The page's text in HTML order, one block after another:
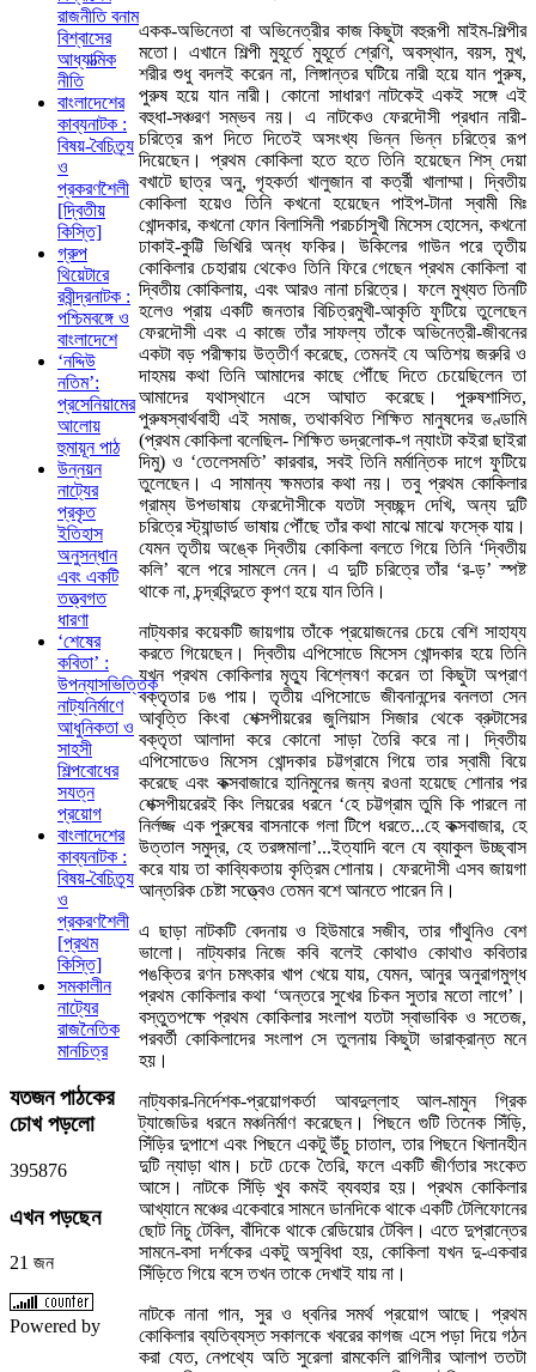
একক-অভিনেতা বা অভিনেত্রীর কাজ কিছুটা বহুরূপী মাইম-শিল্পীর
মতো। এখানে শিল্পী মুহূর্তে মুহূর্তে শ্রেণি, অবস্থান, বয়স, মুখ,
শরীর শুধু বদলই করেন না, লিঙ্গান্তর ঘটিয়ে নারী হয়ে যান পুরুষ,
পুরুষ হয়ে যান নারী। কোনো সাধারণ নাটকেই একই সঙ্গে এই
বহুধা-সঞ্চরণ সম্ভব নয়। এ নাটকেও ফেরদৌসী প্রধান নারী-
চরিত্রে রূপ দিতে দিতেই অসংখ্য ভিন্ন ভিন্ন চরিত্রে রূপ
দিয়েছেন। প্রথম কোকিলা হতে হতে তিনি হয়েছেন শিস্ দেয়া
বখাটে ছাত্র অনু, গৃহকর্তা খালুজান বা কর্ত্রী খালাম্মা। দ্বিতীয়
কোকিলা হয়েও তিনি কখনো হয়েছেন পাইপ-টানা স্বামী মিঃ
খোন্দকার, কখনো ফোন বিলাসিনী পরচর্চাসুখী মিসেস হোসেন, কখনো
ঢাকাই-কুট্টি ভিখিরি অন্ধ ফকির। উকিলের গাউন পরে তৃতীয়
কোকিলার চেহারায় থেকেও তিনি ফিরে গেছেন প্রথম কোকিলা বা
দ্বিতীয় কোকিলায়, এবং আরও নানা চরিত্রে। ফলে মুখ্যত তিনটি
হলেও প্রায় একটি জনতার বিচিত্রমুখী-আকৃতি ফুটিয়ে তুলেছেন
ফেরদৌসী এবং এ কাজে তাঁর সাফল্য তাঁকে অভিনেত্রী-জীবনের
একটা বড় পরীক্ষায় উত্তীর্ণ করেছে, তেমনই যে অতিশয় জরুরি ও
দাহময় কথা তিনি আমাদের কাছে পৌঁছে দিতে চেয়েছিলেন তা
আমাদের যথাস্থানে এসে আঘাত করেছে। পুরুষশাসিত,
পুরুষস্বার্থবাহী এই সমাজ, তথাকথিত শিক্ষিত মানুষদের ভণ্ডামি
(প্রথম কোকিলা বলেছিল- শিক্ষিত ভদ্রলোক-গ ন্যাংটা কইরা ছাইরা
দিমু) ও ‘তেলেসমতি’ কারবার, সবই তিনি মর্মান্তিক দাগে ফুটিয়ে
তুলেছেন। এ সামান্য ক্ষমতার কথা নয়। তবু প্রথম কোকিলার
গ্রাম্য উপভাষায় ফেরদৌসীকে যতটা স্বচ্ছন্দ দেখি, অন্য দুটি
চরিত্রে স্ট্যান্ডার্ড ভাষায় পৌঁছে তাঁর কথা মাঝে মাঝে ফস্কে যায়।
যেমন তৃতীয় অঙ্কে দ্বিতীয় কোকিলা বলতে গিয়ে তিনি ‘দ্বিতীয়
কলি’ বলে পরে সামলে নেন। এ দুটি চরিত্রে তাঁর ‘র-ড়’ স্পষ্ট
থাকে না, চন্দ্রবিন্দুতে কৃপণ হয়ে যান তিনি।
নাট্যকার কয়েকটি জায়গায় তাঁকে প্রয়োজনের চেয়ে বেশি সাহায্য
করতে গিয়েছেন। দ্বিতীয় এপিসোডে মিসেস খোন্দকার হয়ে তিনি
যখন প্রথম কোকিলার মৃত্যু বিশ্লেষণ করেন তা কিছুটা অপ্রাণ
বক্তৃতার ঢঙ পায়। তৃতীয় এপিসোডে জীবনানন্দের বনলতা সেন
আবৃত্তি কিংবা শেক্সপীয়রের জুলিয়াস সিজার থেকে ব্রুটাসের
বক্তৃতা আলাদা করে কোনো সাড়া তৈরি করে না। দ্বিতীয়
এপিসোডেও মিসেস খোন্দকার চট্টগ্রামে গিয়ে তার স্বামী বিয়ে
করেছে এবং কক্সবাজারে হানিমুনের জন্য রওনা হয়েছে শোনার পর
শেক্সপীয়রেরই কিং লিয়রের ধরনে ‘হে চট্টগ্রাম তুমি কি পারলে না
নির্লজ্জ এক পুরুষের বাসনাকে গলা টিপে ধরতে...হে কক্সবাজার, হে
উত্তাল সমুদ্র, হে তরঙ্গমালা’...ইত্যাদি বলে যে ব্যাকুল উচ্ছ্বাস
করে যায় তা কাব্যিকতায় কৃত্রিম শোনায়। ফেরদৌসী এসব জায়গা
আন্তরিক চেষ্টা সত্ত্বেও তেমন বশে আনতে পারেন নি।
এ ছাড়া নাটকটি বেদনায় ও হিউমারে সজীব, তার গাঁথুনিও বেশ
ভালো। নাট্যকার নিজে কবি বলেই কোথাও কোথাও কবিতার
পঙক্তির রণন চমৎকার খাপ খেয়ে যায়, যেমন, আনুর অনুরাগমুগ্ধ
প্রথম কোকিলার কথা ‘অন্তরে সুখের চিকন সুতার মতো লাগে’।
বস্তুতপক্ষে প্রথম কোকিলার সংলাপ যতটা স্বাভাবিক ও সতেজ,
পরবর্তী কোকিলাদের সংলাপ সে তুলনায় কিছুটা ভারাক্রান্ত মনে
হয়।
নাট্যকার-নির্দেশক-প্রয়োগকর্তা আবদুল্লাহ আল-মামুন গ্রিক
ট্যাজেডির ধরনে মঞ্চনির্মাণ করেছেন। পিছনে গুটি তিনেক সিঁড়ি,
সিঁড়ির দুপাশে এবং পিছনে একটু উঁচু চাতাল, তার পিছনে খিলানহীন
দুটি ন্যাড়া থাম। চটে ঢেকে তৈরি, ফলে একটি জীর্ণতার সংকেত
আসে। নাটকে সিঁড়ি খুব কমই ব্যবহার হয়। প্রথম কোকিলার
আখ্যানে মঞ্চের একেবারে সামনে ডানদিকে থাকে একটি টেলিফোনের
ছোট নিচু টেবিল, বাঁদিকে থাকে রেডিয়োর টেবিল। এতে দুপ্রান্তের
সামনে-বসা দর্শকের একটু অসুবিধা হয়, কোকিলা যখন দু-একবার
সিঁড়িতে গিয়ে বসে তখন তাকে দেখাই যায় না।
নাটকে নানা গান, সুর ও ধ্বনির সমর্থ প্রয়োগ আছে। প্রথম
কোকিলার ব্যতিব্যস্ত সকালকে খবরের কাগজ এসে পড়া দিয়ে গঠন
করা যেত, নেপথ্যে অতি সুরেলা রামকেলি রাগিনীর আলাপ ততটা
রাজনীতি বনাম
বিশ্বাসের
আধ্যাত্মিক
নীতি
বাংলাদেশের
কাব্যনাটক :
বিষয়-বৈচিত্র্য
ও
প্রকরণশৈলী
[দ্বিতীয়
কিস্তি]
গ্রুপ
থিয়েটারে
রবীন্দ্রনাটক :
পশ্চিমবঙ্গে ও
বাংলাদেশে
‘নদ্দিউ
নতিম’:
প্রসেনিয়ামের
আলোয়
হুমায়ূন পাঠ
উন্নয়ন
নাট্যের
প্রকৃত
ইতিহাস
অনুসন্ধান
এবং একটি
তত্ত্বগত
ধারণা
‘শেষের
কবিতা’ :
উপন্যাসভিত্তিক
নাট্যনির্মাণে
আধুনিকতা ও
সাহসী
শিল্পবোধের
সযত্ন
প্রয়োগ
বাংলাদেশের
কাব্যনাটক :
বিষয়-বৈচিত্র্য
ও
প্রকরণশৈলী
[প্রথম
কিস্তি]
সমকালীন
নাট্যের
রাজনৈতিক
মানচিত্র
যতজনপাঠকের
চোখ পড়লো
395876
এখনপড়ছেন
21 জন
Powered by